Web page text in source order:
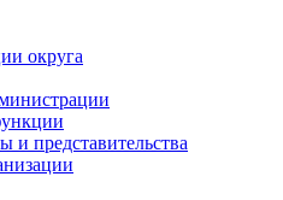
округа
и представительства